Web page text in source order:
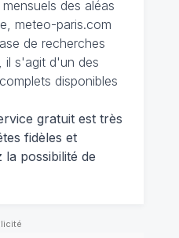
des aléas
meteo-paris.com
de recherches
il s'agit d'un des
disponibles
gratuit est très
fidèles et
la possibilité de